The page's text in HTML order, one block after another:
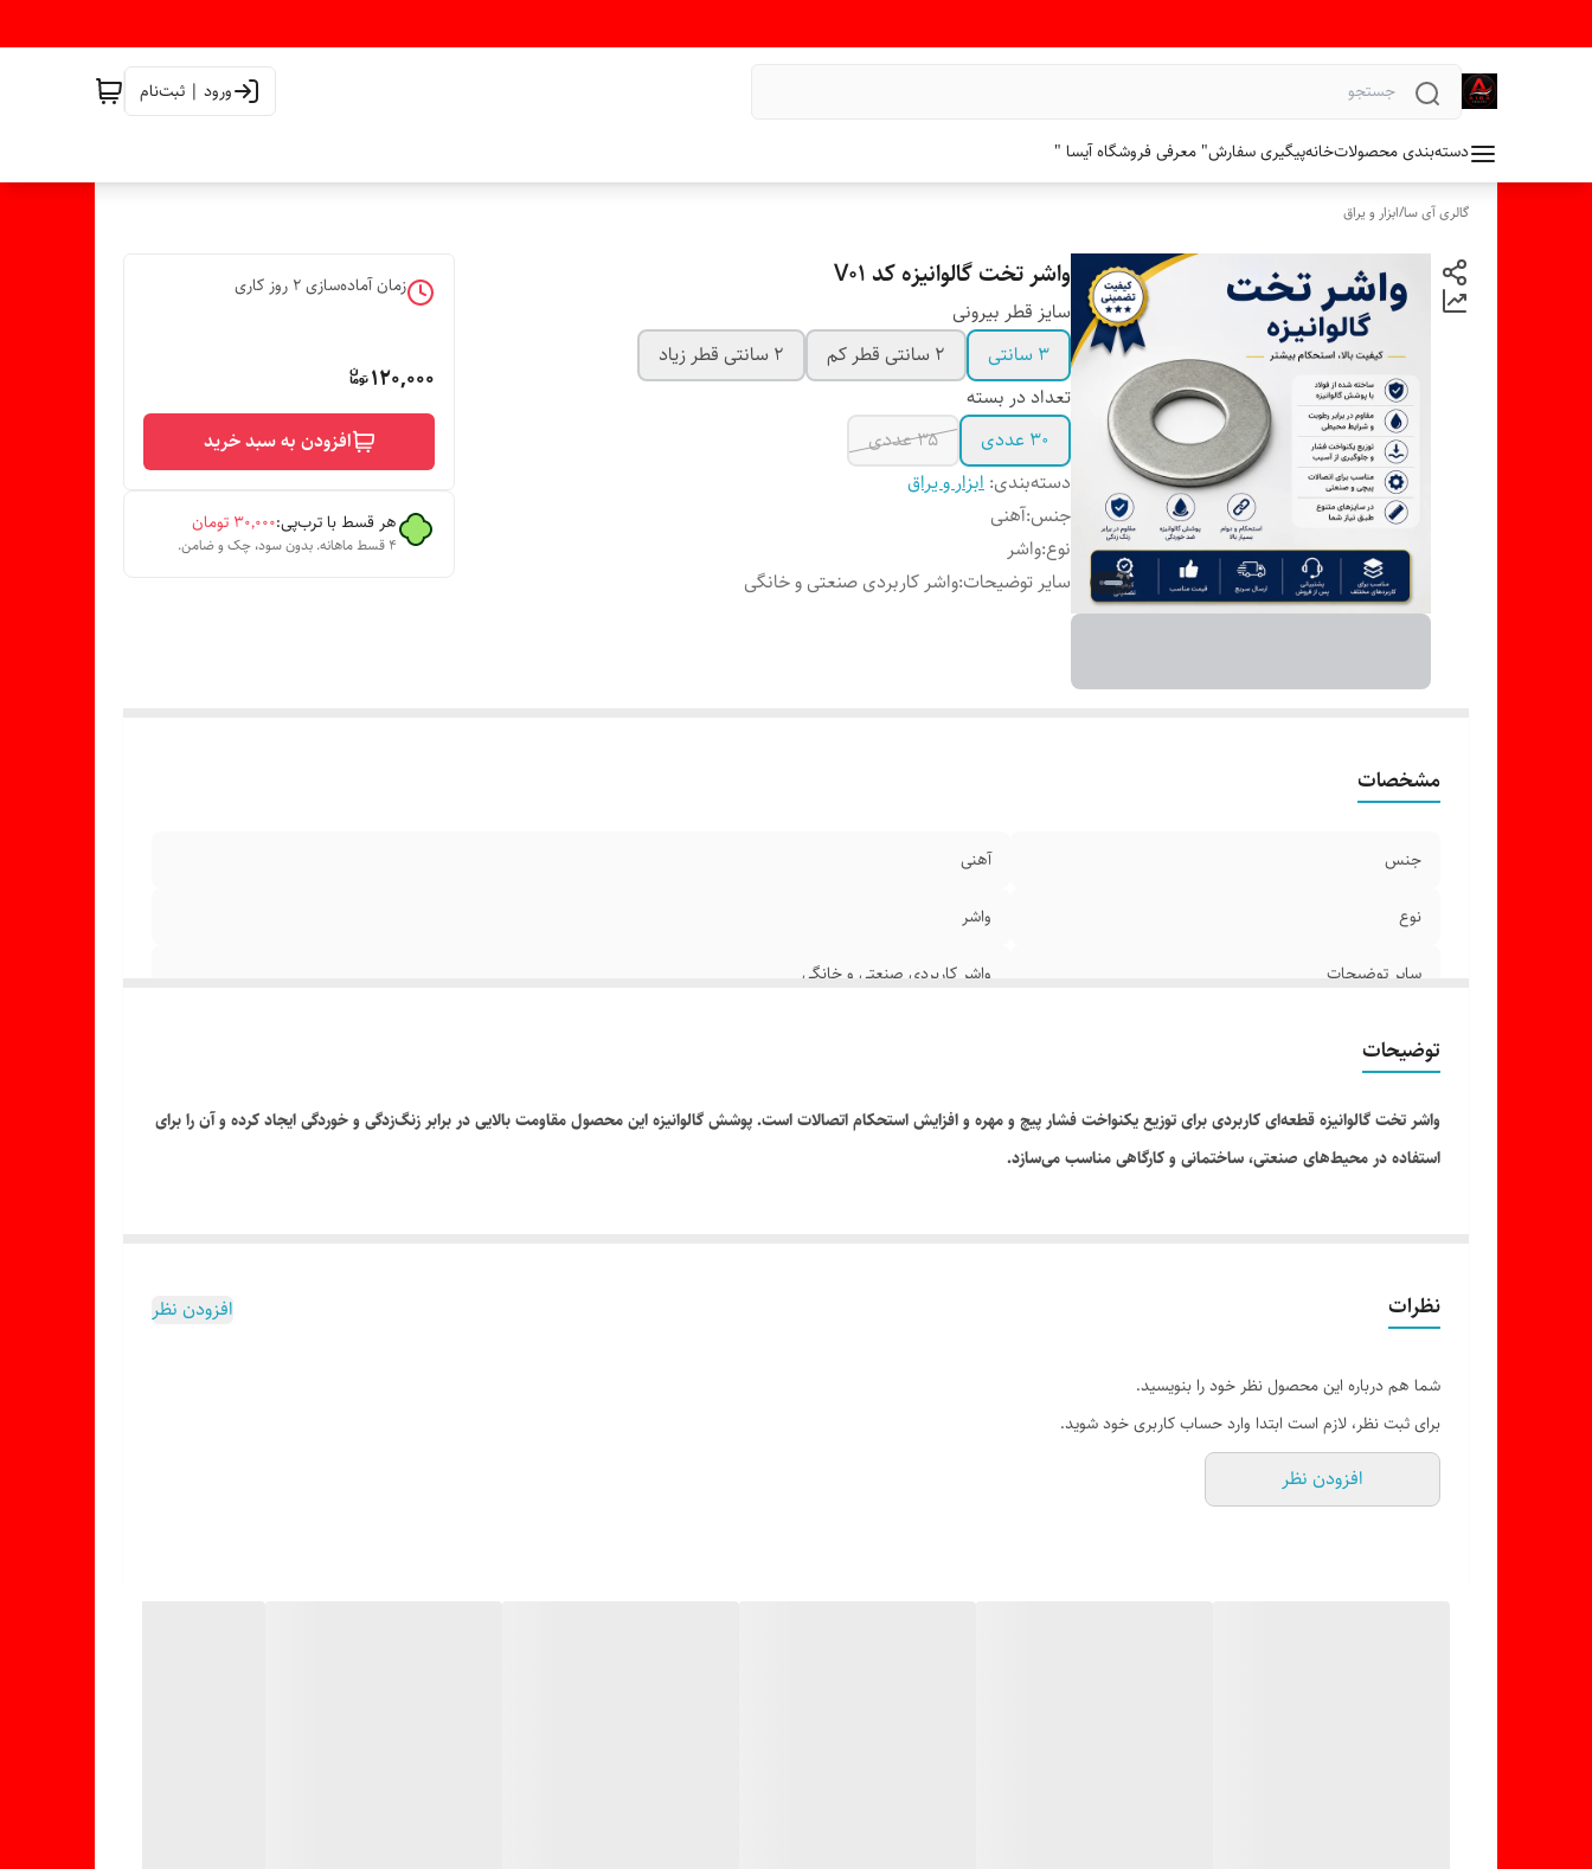
ورود | ثبت‌نام
دسته‌بندی محصولاتخانهپیگیری سفارش" معرفی فروشگاه آیسا "
گالری آی سا/ابزار و یراق
واشر تخت گالوانیزه کد V01
سایز قطر بیرونی
۳ سانتی
۲ سانتی قطر کم
۲ سانتی قطر زیاد
تعداد در بسته
۳۰ عددی
۳۵ عددی
دسته‌بندی: ابزار و یراق
جنس:آهنی
نوع:واشر
سایر توضیحات:واشر کاربردی صنعتی و خانگی
زمان آماده‌سازی2 روز کاری
120,000
افزودن به سبد خرید
هر قسط با ترب‌پی:۳۰٬۰۰۰ تومان
۴ قسط ماهانه. بدون سود، چک و ضامن.
مشخصات
جنس آهنی
نوع واشر
سایر توضیحات واشر کاربردی صنعتی و خانگی
توضیحات
واشر تخت گالوانیزه قطعه‌ای کاربردی برای توزیع یکنواخت فشار پیچ و مهره و افزایش استحکام اتصالات است. پوشش گالوانیزه این محصول مقاومت بالایی در برابر زنگ‌زدگی و خوردگی ایجاد کرده و آن را برای
استفاده در محیط‌های صنعتی، ساختمانی و کارگاهی مناسب می‌سازد.
نظرات افزودن نظر
شما هم درباره این محصول نظر خود را بنویسید.
برای ثبت نظر، لازم است ابتدا وارد حساب کاربری خود شوید.
افزودن نظر